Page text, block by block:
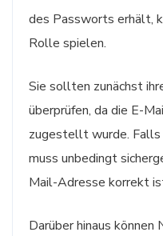
des Passworts erhält,
Rolle spielen.
Sie sollten zunächst
überprüfen, da die E-
zugestellt wurde. Falls
muss unbedingt
Mail-Adresse korrekt
Darüber hinaus